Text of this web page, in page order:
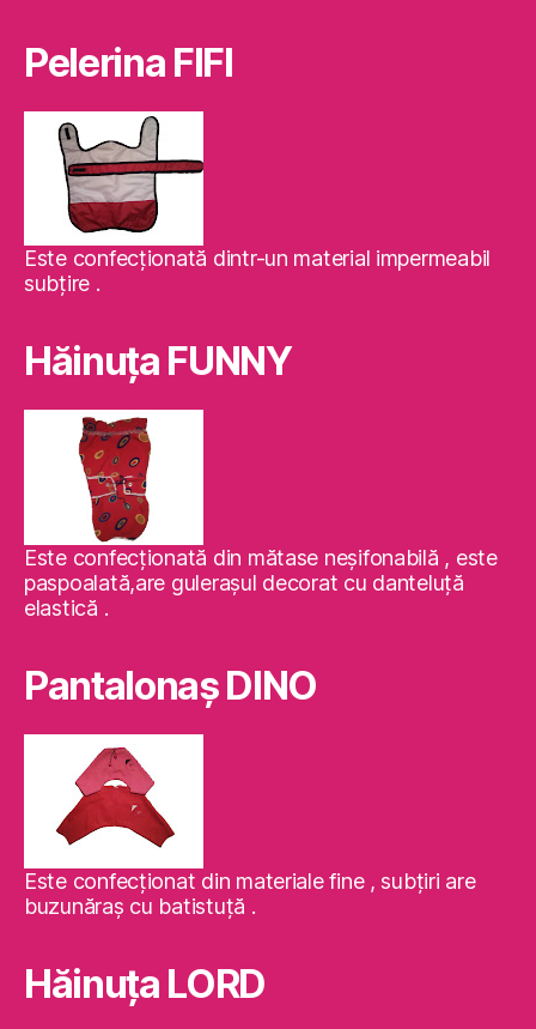
Pelerina FIFI
Este confecţionată dintr-un material impermeabil
subţire .
Hăinuţa FUNNY
Este confecţionată din mătase neşifonabilă , este
paspoalată,are guleraşul decorat cu danteluţă
elastică .
Pantalonaş DINO
Este confecţionat din materiale fine , subţiri are
buzunăraş cu batistuţă .
Hăinuţa LORD